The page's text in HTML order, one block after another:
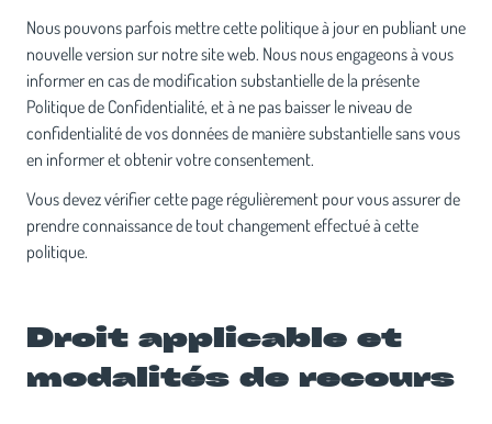
Nous pouvons parfois mettre cette politique à jour en publiant une
nouvelle version sur notre site web. Nous nous engageons à vous
informer en cas de modification substantielle de la présente
Politique de Confidentialité, et à ne pas baisser le niveau de
confidentialité de vos données de manière substantielle sans vous
en informer et obtenir votre consentement.
Vous devez vérifier cette page régulièrement pour vous assurer de
prendre connaissance de tout changement effectué à cette
politique.
Droit applicable et
modalités de recours